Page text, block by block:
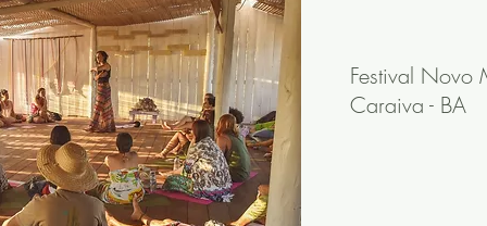
Festival
Caraiva - BA